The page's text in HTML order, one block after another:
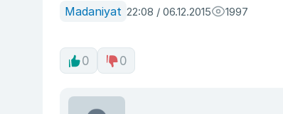
Madaniyat 22:08 / 06.12.2015 1997
0 0